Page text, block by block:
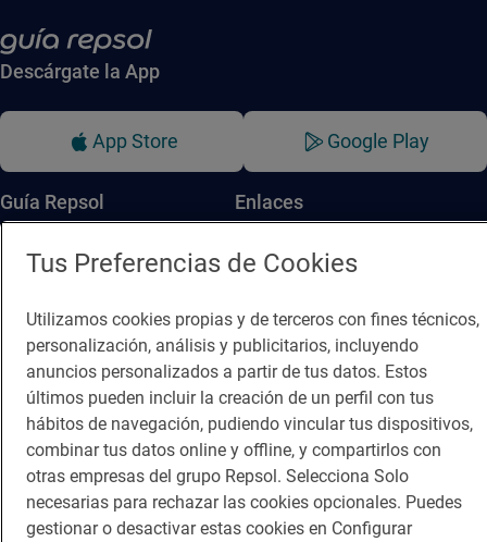
Descárgate la App
App Store Google Play
Guía Repsol
Comer
Enlaces
Contacto
Canal de ética
Política de privacidad Política de cookies
Condiciones del servicio
Tus Preferencias de Cookies
Utilizamos cookies propias y de terceros con fines técnicos,
personalización, análisis y publicitarios, incluyendo
anuncios personalizados a partir de tus datos. Estos
últimos pueden incluir la creación de un perfil con tus
hábitos de navegación, pudiendo vincular tus dispositivos,
combinar tus datos online y offline, y compartirlos con
otras empresas del grupo Repsol. Selecciona Solo
necesarias para rechazar las cookies opcionales. Puedes
gestionar o desactivar estas cookies en Configurar